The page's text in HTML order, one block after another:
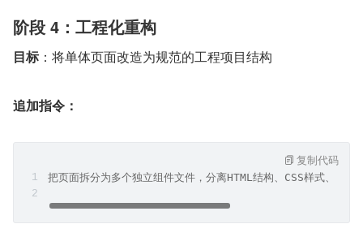
阶段 4：工程化重构
目标：将单体页面改造为规范的工程项目结构
追加指令：
把页面拆分为多个独立组件文件，分离HTML结构、CSS样式、JS
复制代码